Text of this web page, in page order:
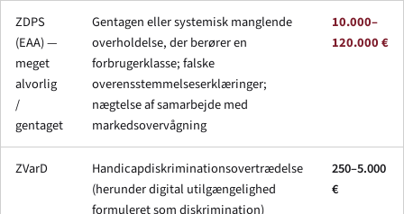
ZDPS
(EAA) —
meget
alvorlig
/
gentaget
Gentagen eller systemisk manglende
overholdelse, der berører en
forbrugerklasse; falske
overensstemmelseserklæringer;
nægtelse af samarbejde med
markedsovervågning
10.000–
120.000 €
ZVarD
Handicapdiskriminationsovertrædelse
(herunder digital utilgængelighed
formuleret som diskrimination)
250–5.000
€